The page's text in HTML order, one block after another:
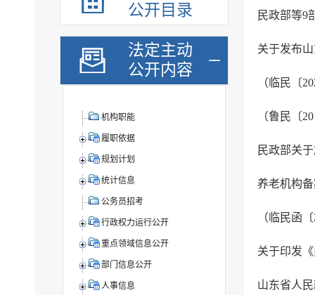
公开目录
法定主动
公开内容
机构职能
履职依据
规划计划
统计信息
公务员招考
行政权力运行公开
重点领域信息公开
部门信息公开
人事信息
民政部等9
关于发布
民政部关
养老机构
关于印发
山东省人